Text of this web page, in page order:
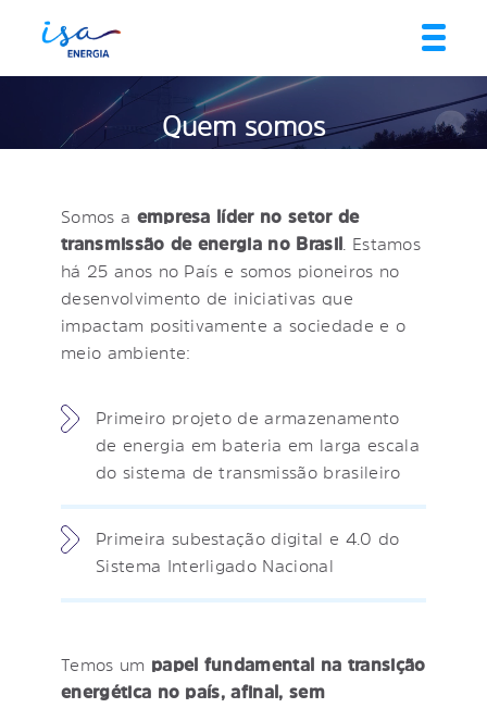
Quem somos
Somos a empresa líder no setor de
transmissão de energia no Brasil
. Estamos
há 25 anos no País e somos pioneiros no
desenvolvimento de iniciativas que
impactam positivamente a sociedade e o
meio ambiente:
Primeiro projeto de armazenamento
de energia em bateria em larga escala
do sistema de transmissão brasileiro
Primeira subestação digital e 4.0 do
Sistema Interligado Nacional
Temos um papel fundamental na transição
energética no país, afinal, sem